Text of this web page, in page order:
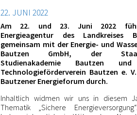
22. JUNI 2022
Am 22. und 23. Juni 2022
Energieagentur des Landkreises
gemeinsam mit der Energie- und
Bautzen GmbH, der
Studienakademie Bautzen
Technologieförderverein Bautzen e.
Bautzener Energieforum durch.
Inhaltlich widmen wir uns in diesem
Thematik „Sichere